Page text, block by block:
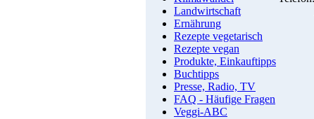
Landwirtschaft
Ernährung
Rezepte vegetarisch
Rezepte vegan
Produkte, Einkauftipps
Buchtipps
Presse, Radio, TV
FAQ - Häufige Fragen
Veggi-ABC